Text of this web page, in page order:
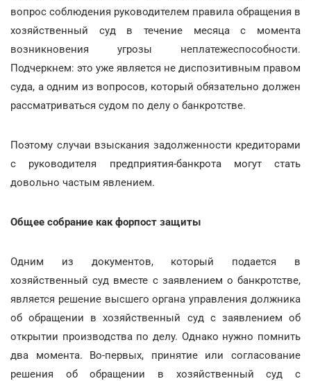
вопрос соблюдения руководителем правила обращения в
хозяйственный суд в течение месяца с момента
возникновения угрозы неплатежеспособности.
Подчеркнем: это уже является не диспозитивным правом
суда, а одним из вопросов, который обязательно должен
рассматриваться судом по делу о банкротстве.
Поэтому случаи взыскания задолженности кредиторами
с руководителя предприятия-банкрота могут стать
довольно частым явлением.
Общее собрание как форпост защиты
Одним из документов, который подается в
хозяйственный суд вместе с заявлением о банкротстве,
является решение высшего органа управления должника
об обращении в хозяйственный суд с заявлением об
открытии производства по делу. Однако нужно помнить
два момента. Во-первых, принятие или согласование
решения об обращении в хозяйственный суд с